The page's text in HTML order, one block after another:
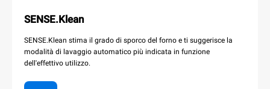
SENSE.Klean
SENSE.Klean stima il grado di sporco del forno e ti suggerisce la
modalità di lavaggio automatico più indicata in funzione
dell'effettivo utilizzo.